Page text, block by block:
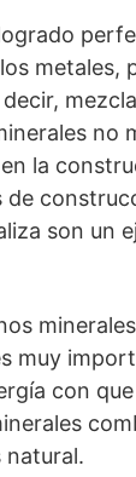
metales,
no
la
de
son un
muy
con
natural.